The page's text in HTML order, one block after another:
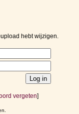
hebt wijzigen.
vergeten]